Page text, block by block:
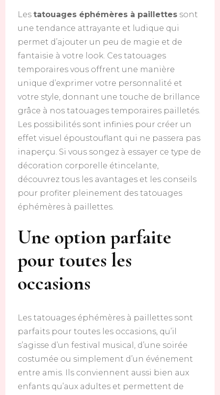
Lestatouages éphémères à paillettes sont
une tendance attrayante et ludique qui
permet d’ajouter un peu de magie et de
fantaisie à votre look. Ces tatouages
temporaires vous offrent une manière
unique d’exprimer votre personnalité et
votre style, donnant une touche de brillance
grâce à nos tatouages temporaires pailletés.
Les possibilités sont infinies pour créer un
effet visuel époustouflant qui ne passera pas
inaperçu. Si vous songez à essayer ce type de
décoration corporelle étincelante,
découvrez tous les avantages et les conseils
pour profiter pleinement des tatouages
éphémères à paillettes.
Une option parfaite
pour toutes les
occasions
Les tatouages éphémères à paillettes sont
parfaits pour toutes les occasions, qu’il
s’agisse d’un festival musical, d’une soirée
costumée ou simplement d’un événement
entre amis. Ils conviennent aussi bien aux
enfants qu’aux adultes et permettent de